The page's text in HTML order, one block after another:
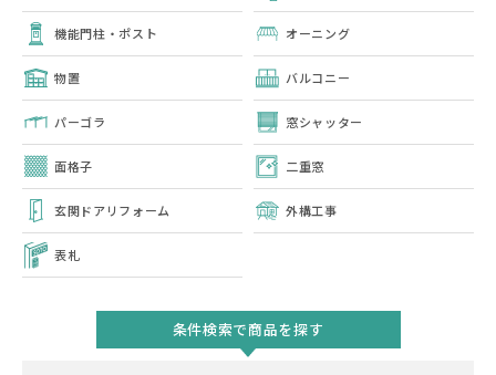
機能門柱・ポスト オーニング
物置 バルコニー
パーゴラ 窓シャッター
面格子 二重窓
玄関ドアリフォーム 外構工事
表札
条件検索で商品を探す